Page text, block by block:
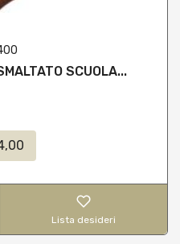
SCUOLA...
Lista desideri